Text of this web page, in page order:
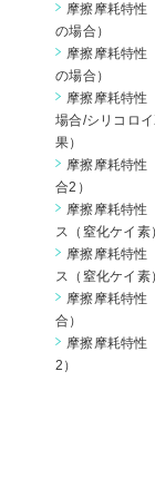
摩擦摩耗特性
の場合）
摩擦摩耗特性
の場合）
摩擦摩耗特性
場合/シリコロ
果）
摩擦摩耗特性
合2）
摩擦摩耗特性
ス（窒化ケイ素
摩擦摩耗特性
ス（窒化ケイ
摩擦摩耗特性
合）
摩擦摩耗特性
2）